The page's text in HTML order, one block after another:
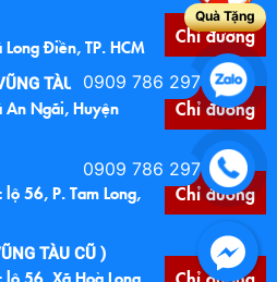
TÀU CŨ )
Nguyên, TP.
Chỉ đường
Điền, TP. HCM Chỉ đường
TÀU )
An Ngãi, Huyện
Chỉ đường
Quà Tặng
0909 786 297
0909 786 297